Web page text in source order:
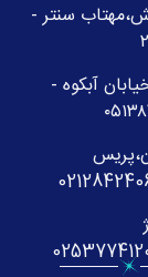
سنتر -
آبکوه -